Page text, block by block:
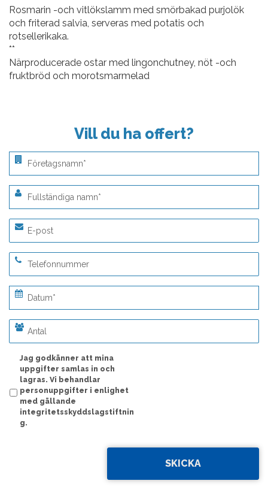
Rosmarin -och vitlökslamm med smörbakad purjolök
och friterad salvia, serveras med potatis och
rotsellerikaka.
**
Närproducerade ostar med lingonchutney, nöt -och
fruktbröd och morotsmarmelad
Vill du ha offert?
streck
DD
Jag godkänner att mina
uppgifter samlas in och
lagras. Vi behandlar
personuppgifter i enlighet
med gällande
integritetsskyddslagstiftnin
g.